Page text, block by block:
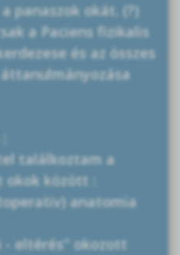
panaszok okát. (?)
a Paciens fizikalis
és az összes
találkoztam a
között :
anatomia
- eltérés" okozott